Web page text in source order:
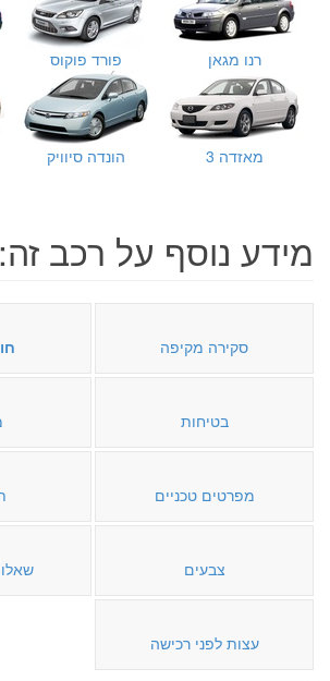
רנו מגאן פורד פוקוס
מאזדה 3 הונדה סיוויק
מידע נוסף על רכב זה:
סקירה מקיפה
בטיחות
מפרטים טכניים
צבעים
עצות לפני רכישה